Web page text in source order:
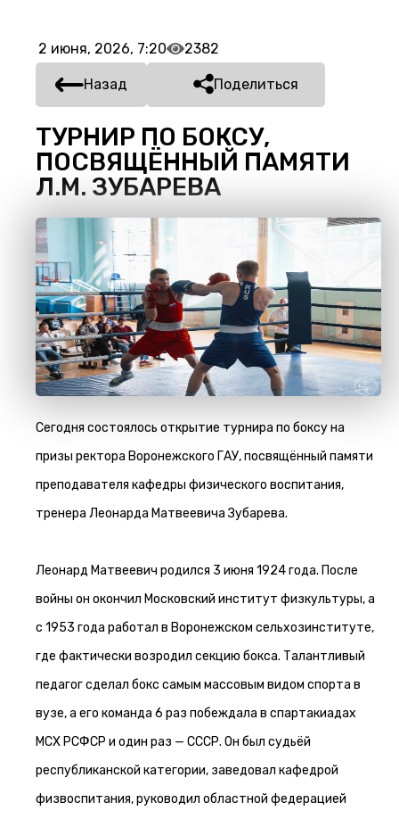
2 июня, 2026, 7:20 2382
Назад Поделиться
ТУРНИР ПО БОКСУ,
ПОСВЯЩЁННЫЙ ПАМЯТИ
Л.М. ЗУБАРЕВА
Сегодня состоялось открытие турнира по боксу на
призы ректора Воронежского ГАУ, посвящённый памяти
преподавателя кафедры физического воспитания,
тренера Леонарда Матвеевича Зубарева.
Леонард Матвеевич родился 3 июня 1924 года. После
войны он окончил Московский институт физкультуры, а
с 1953 года работал в Воронежском сельхозинституте,
где фактически возродил секцию бокса. Талантливый
педагог сделал бокс самым массовым видом спорта в
вузе, а его команда 6 раз побеждала в спартакиадах
МСХ РСФСР и один раз — СССР. Он был судьёй
республиканской категории, заведовал кафедрой
физвоспитания, руководил областной федерацией